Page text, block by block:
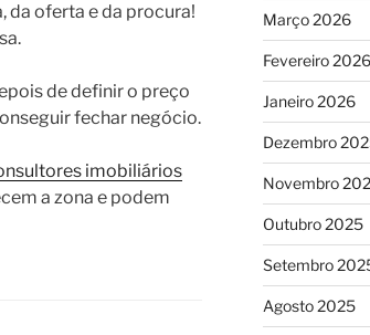
da oferta e da procura!
de definir o preço
fechar negócio.
imobiliários
a zona e podem
Março 2026
Fevereiro 2026
Janeiro 2026
Dezembro
Novembro
Outubro 2025
Setembro
Agosto 2025